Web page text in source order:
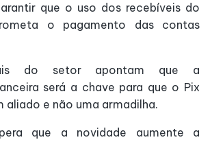
que o uso dos recebíveis do
o pagamento das contas
do setor apontam que a
será a chave para que o Pix
aliado e não uma armadilha.
que a novidade aumente a